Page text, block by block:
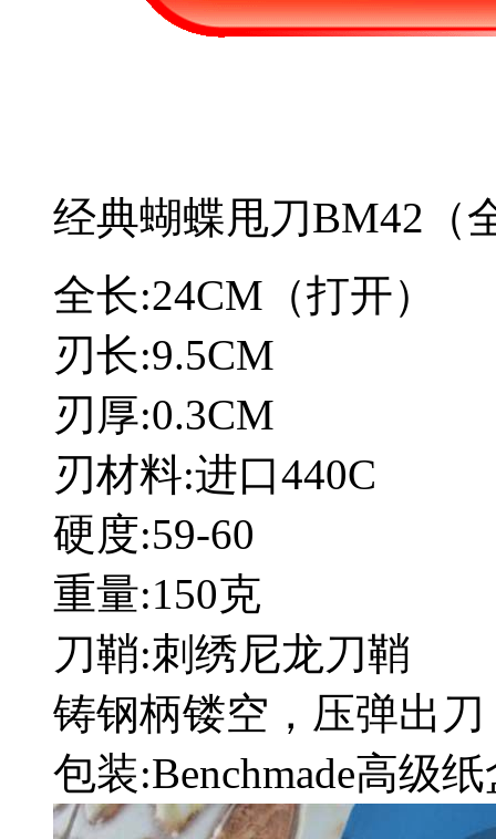
经典蝴蝶甩刀BM42（
全长:24CM（打开）
刃长:9.5CM
刃厚:0.3CM
刃材料:进口440C
硬度:59-60
重量:150克
刀鞘:刺绣尼龙刀鞘
铸钢柄镂空，压弹出刀
包装:Benchmade高级